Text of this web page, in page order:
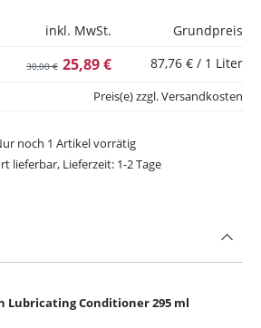
inkl. MwSt.
Grundpreis
25,89 €
30,00 € 87,76 € / 1 Liter
noch 1 Artikel vorrätig
lieferbar, Lieferzeit: 1-2 Tage
Preis(e) zzgl. Versandkosten
Lubricating Conditioner 295 ml